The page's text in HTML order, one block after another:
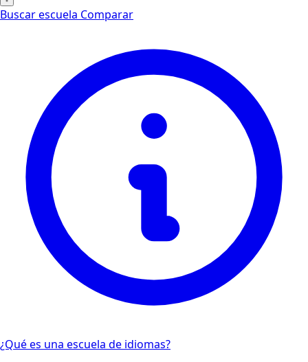
Buscar escuela Comparar
¿Qué es una escuela de idiomas?